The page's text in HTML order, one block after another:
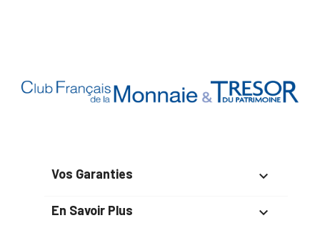
Vos Garanties 
En Savoir Plus 